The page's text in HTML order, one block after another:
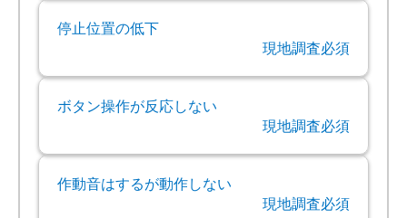
停止位置の低下
現地調査必須
ボタン操作が反応しない
現地調査必須
作動音はするが動作しない
現地調査必須